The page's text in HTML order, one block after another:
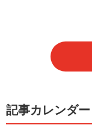
記事カレンダー